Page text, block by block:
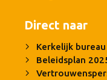
Direct naar
Kerkelijk bureau
Beleidsplan